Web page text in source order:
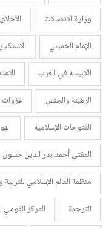
وزارة الاتصالات
الإمام الخميني
الكنيسة في الغرب
الرهبنة والجنس
الفتوحات الإسلامية
المفتي أحمد بدر الدين حسون
منظمة العالم الإسلامي للتربية
الترجمة
المركز القومي